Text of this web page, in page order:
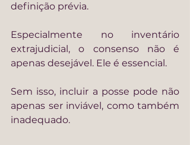
definição prévia.
Especialmente no inventário
extrajudicial, o consenso não é
apenas desejável. Ele é essencial.
Sem isso, incluir a posse pode não
apenas ser inviável, como também
inadequado.